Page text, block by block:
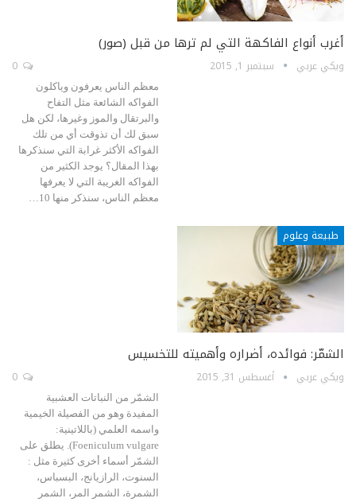
أغرب أنواع الفاكهة التي لم ترها من قبل (صور)
ويكي عربي سبتمبر 1, 2015
معظم الناس يعرفون وياكلون
الفواكه الشائعة مثل التفاح
والبرتقال والموز وغيرها، لكن هل
سبق لك أن تذوقت أي من تلك
الفواكه الأكثر غرابة التي سنذكرها
بهذا المقال؟ يوجد الكثير من
الفواكه الغريبة التي لا يعرفها
معظم الناس، سنذكر منها 10…
طبيعة وعلوم
الشمّر: فوائده، أضراره وأهميته للتخسيس
ويكي عربي أغسطس 31, 2015
الشمّر من النباتات العشبية
المفيدة وهو من الفصيلة الخيمية
واسمه العلمي (باللاتينية:
Foeniculum vulgare). يطلق على
الشمّر أسماء أخرى كثيرة مثل :
السنوت، الرازيانج، البسباس،
الشمرة، الشمر المر، الشمر